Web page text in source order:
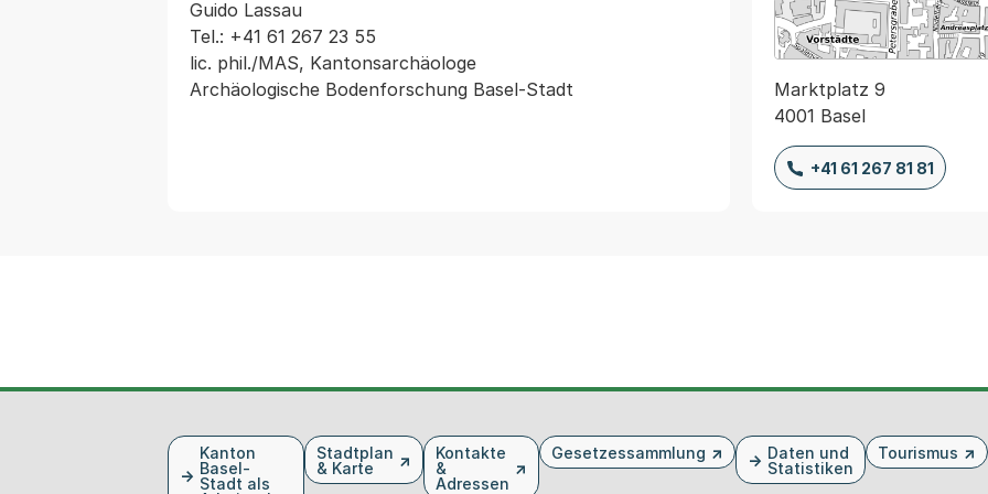
Guido Lassau
Tel.: +41 61 267 23 55
lic. phil./MAS, Kantonsarchäologe
Marktplatz 9
4001 Basel
+41 61 267 81 81
Kanton
Basel-
Stadt als
Stadtplan
& Karte
Kontakte
&
Adressen
Gesetzessammlung
Daten und
Statistiken
Tourismus